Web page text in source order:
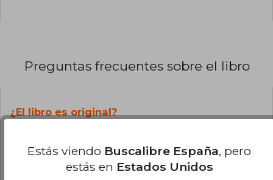
Preguntas frecuentes sobre el libro
¿El libro es original?
catálogo son Originales.
Estás viendo Buscalibre España, pero
estás en Estados Unidos